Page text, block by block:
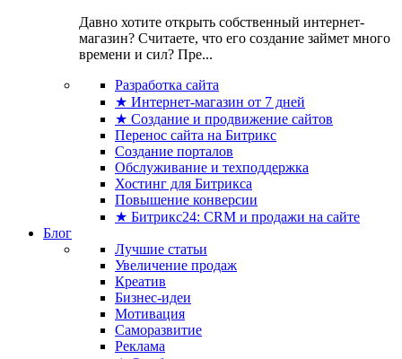
Давно хотите открыть собственный интернет-
магазин? Считаете, что его создание займет много
времени и сил? Пре...
Разработка сайта
★ Интернет-магазин от 7 дней
★ Создание и продвижение сайтов
Перенос сайта на Битрикс
Создание порталов
Обслуживание и техподдержка
Хостинг для Битрикса
Повышение конверсии
★ Битрикс24: CRM и продажи на сайте
Блог
Лучшие статьи
Увеличение продаж
Креатив
Бизнес-идеи
Мотивация
Саморазвитие
Реклама